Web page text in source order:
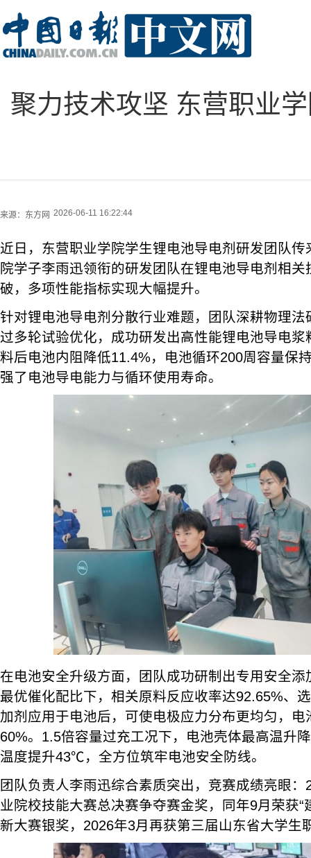
聚力技术攻坚 东营职业
来源： 东方网 2026-06-11 16:22:44
近日，东营职业学院学生锂电池导电剂研发团队
院学子李雨迅领衔的研发团队在锂电池导电剂相
破，多项性能指标实现大幅提升。
针对锂电池导电剂分散行业难题，团队深耕物理
过多轮试验优化，成功研发出高性能锂电池导电
料后电池内阻降低11.4%，电池循环200周容量保
强了电池导电能力与循环使用寿命。
在电池安全升级方面，团队成功研制出专用安全
最优催化配比下，相关原料反应收率达92.65%、
加剂应用于电池后，可使电极应力分布更均匀，
60%。1.5倍容量过充工况下，电池壳体最高温升
温度提升43℃，全方位筑牢电池安全防线。
团队负责人李雨迅综合素质突出，竞赛成绩亮眼
业院校技能大赛总决赛争夺赛金奖，同年9月荣获“
新大赛银奖，2026年3月再获第三届山东省大学生